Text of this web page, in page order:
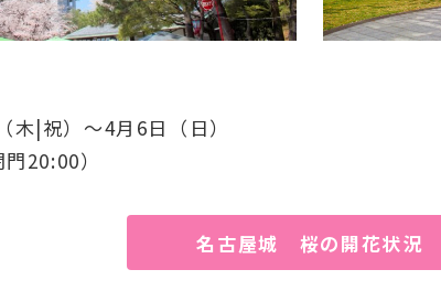
木|祝）〜4月6日（日）
20:00）
名古屋城 桜の開花状況